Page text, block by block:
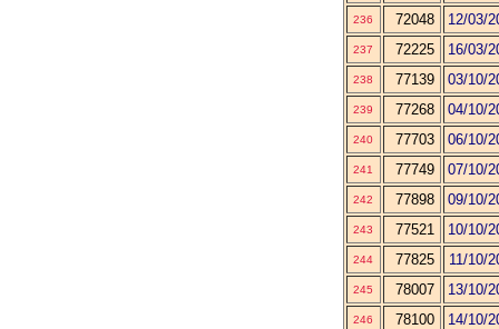
236 72048 12/03/
237 72225 16/03/
238 77139 03/10/
239 77268 04/10/
240 77703 06/10/
241 77749 07/10/
242 77898 09/10/
243 77521 10/10/
244 77825 11/10/
245 78007 13/10/
246 78100 14/10/